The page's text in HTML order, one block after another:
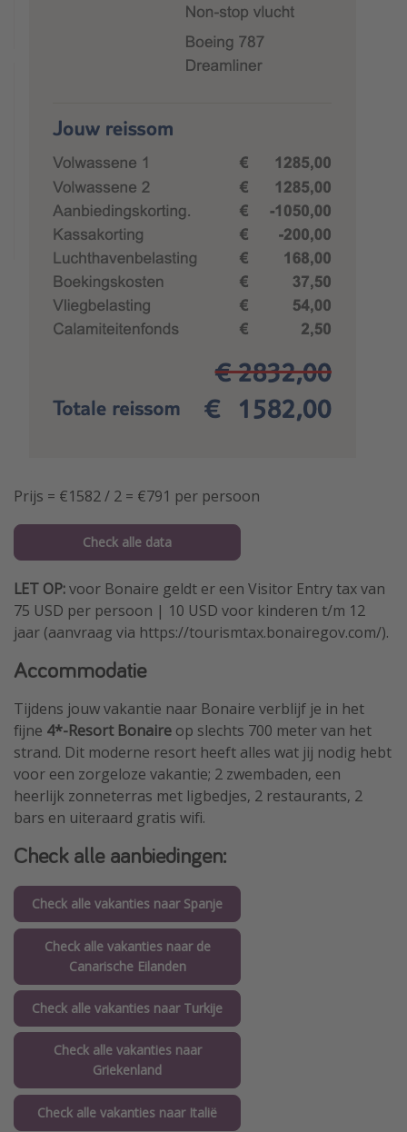
Prijs = €1582 / 2 = €791 per persoon
Check alle data
LET OP:voor Bonaire geldt er een Visitor Entry tax van
75 USD per persoon | 10 USD voor kinderen t/m 12
jaar (aanvraag via https://tourismtax.bonairegov.com/).
Accommodatie
Tijdens jouw vakantie naar Bonaire verblijf je in het
fijne 4*-Resort Bonaire op slechts 700 meter van het
strand. Dit moderne resort heeft alles wat jij nodig hebt
voor een zorgeloze vakantie; 2 zwembaden, een
heerlijk zonneterras met ligbedjes, 2 restaurants, 2
bars en uiteraard gratis wifi.
Check alle aanbiedingen:
Check alle vakanties naar Spanje
Check alle vakanties naar de
Canarische Eilanden
Check alle vakanties naar Turkije
Check alle vakanties naar
Griekenland
Check alle vakanties naar Italië